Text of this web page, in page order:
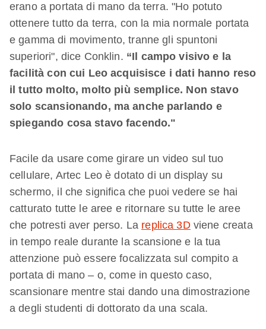
erano a portata di mano da terra. "Ho potuto
ottenere tutto da terra, con la mia normale portata
e gamma di movimento, tranne gli spuntoni
superiori", dice Conklin. “Il campo visivo e la
facilità con cui Leo acquisisce i dati hanno reso
il tutto molto, molto più semplice. Non stavo
solo scansionando, ma anche parlando e
spiegando cosa stavo facendo."
Facile da usare come girare un video sul tuo
cellulare, Artec Leo è dotato di un display su
schermo, il che significa che puoi vedere se hai
catturato tutte le aree e ritornare su tutte le aree
che potresti aver perso. La replica 3Dviene creata
in tempo reale durante la scansione e la tua
attenzione può essere focalizzata sul compito a
portata di mano – o, come in questo caso,
scansionare mentre stai dando una dimostrazione
a degli studenti di dottorato da una scala.